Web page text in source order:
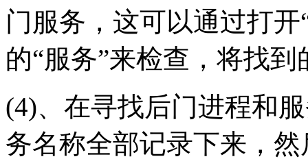
门服务，这可以通过打
的“服务”来检查，将找
(4)、在寻找后门进程和
务名称全部记录下来，